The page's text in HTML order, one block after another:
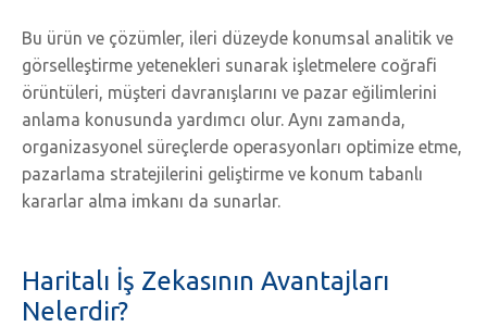
Bu ürün ve çözümler, ileri düzeyde konumsal analitik ve
görselleştirme yetenekleri sunarak işletmelere coğrafi
örüntüleri, müşteri davranışlarını ve pazar eğilimlerini
anlama konusunda yardımcı olur. Aynı zamanda,
organizasyonel süreçlerde operasyonları optimize etme,
pazarlama stratejilerini geliştirme ve konum tabanlı
kararlar alma imkanı da sunarlar.
Haritalı İş Zekasının Avantajları
Nelerdir?